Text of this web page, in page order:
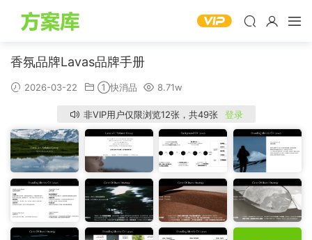
香氛品牌Lavas品牌手册
2026-03-22 ①快消品 8.71w
非VIP用户仅限浏览12张，共49张 登录